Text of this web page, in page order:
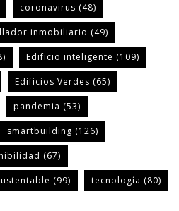
coronavirus (48)
inmobiliario (49)
Edificio inteligente (109)
Edificios Verdes (65)
pandemia (53)
smartbuilding (126)
(67)
(99) tecnología (80)